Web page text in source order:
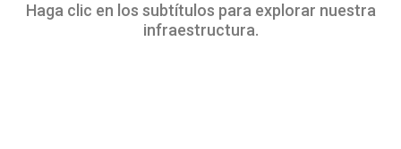
Haga clic en los subtítulos para explorar nuestra
infraestructura.